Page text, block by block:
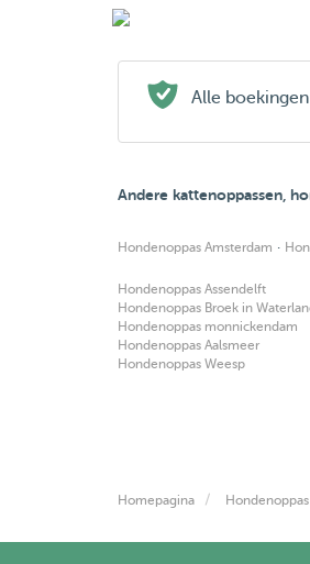
Alle
Andere kattenoppassen,
Hondenoppas Amsterdam ·
Hondenoppas Assendelft
Hondenoppas Broek in
Hondenoppas monnickendam
Hondenoppas Aalsmeer
Hondenoppas Weesp
Homepagina